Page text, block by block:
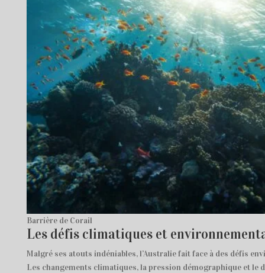
Barrière de Corail
Les défis climatiques et
Malgré ses atouts indéniables, l’Australie fait face à des défis
Les changements climatiques, la pression démographique et le